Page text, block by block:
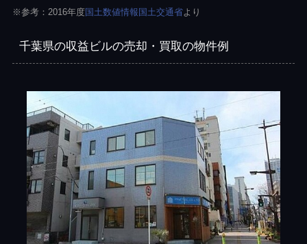
※参考：2016年度国土数値情報国土交通省より
千葉県の収益ビルの売却・買取の物件例